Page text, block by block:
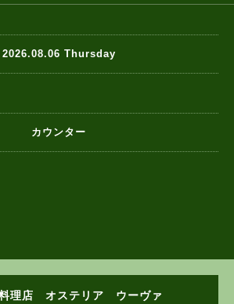
2026.08.06 Thursday
カウンター
理店 オステリア ウーヴァ